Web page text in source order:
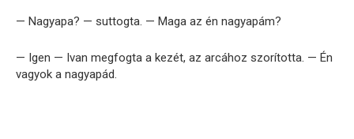
— Nagyapa? — suttogta. — Maga az én nagyapám?
— Igen — Ivan megfogta a kezét, az arcához szorította. — Én
vagyok a nagyapád.